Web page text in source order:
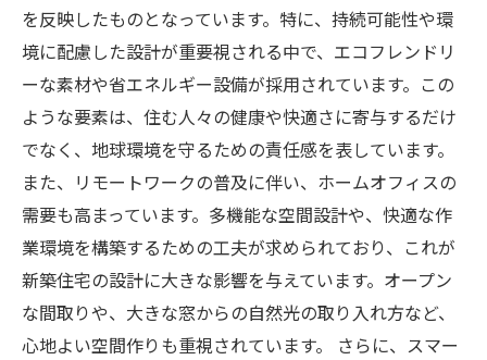
を反映したものとなっています。特に、持続可能性や環
境に配慮した設計が重要視される中で、エコフレンドリ
ーな素材や省エネルギー設備が採用されています。この
ような要素は、住む人々の健康や快適さに寄与するだけ
でなく、地球環境を守るための責任感を表しています。
また、リモートワークの普及に伴い、ホームオフィスの
需要も高まっています。多機能な空間設計や、快適な作
業環境を構築するための工夫が求められており、これが
新築住宅の設計に大きな影響を与えています。オープン
な間取りや、大きな窓からの自然光の取り入れ方など、
心地よい空間作りも重視されています。 さらに、スマー